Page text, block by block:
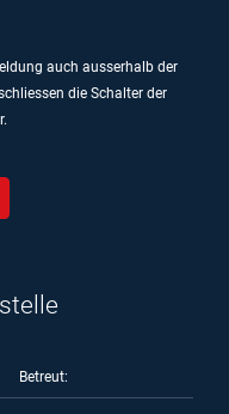
auch ausserhalb der
die Schalter der
Betreut: